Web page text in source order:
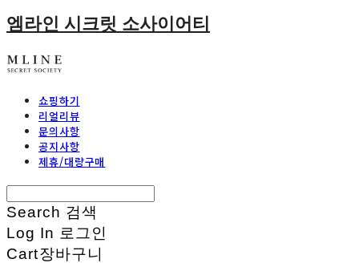
엠라인 시크릿 소사이어티
쇼핑하기
리얼리뷰
문의사항
공지사항
제휴/대량구매
Search 검색
Log In 로그인
Cart장바구니